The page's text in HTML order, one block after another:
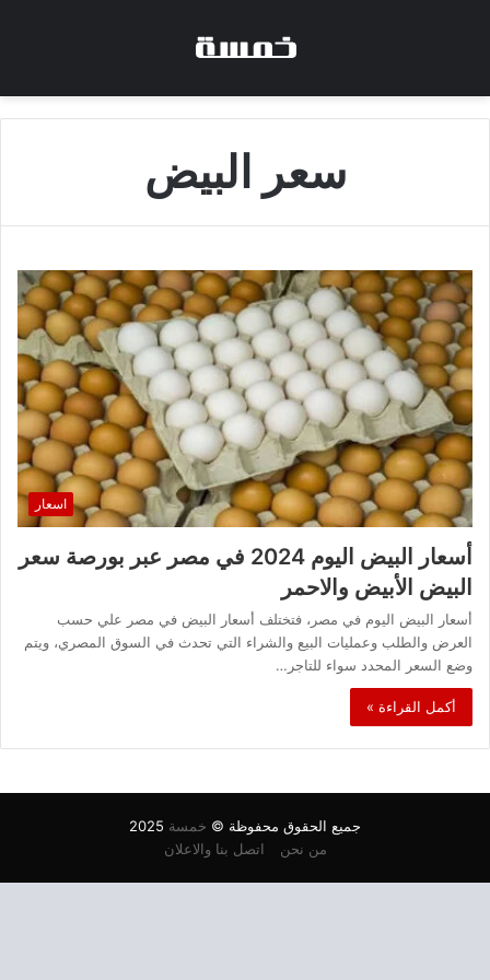
سعر البيض
اسعار
أسعار البيض اليوم 2024 في مصر عبر بورصة سعر
البيض الأبيض والاحمر
أسعار البيض اليوم في مصر، فتختلف أسعار البيض في مصر علي حسب
العرض والطلب وعمليات البيع والشراء التي تحدث في السوق المصري، ويتم
وضع السعر المحدد سواء للتاجر…
أكمل القراءة »
جميع الحقوق محفوظة © خمسة
من نحن
اتصل بنا والاعلان